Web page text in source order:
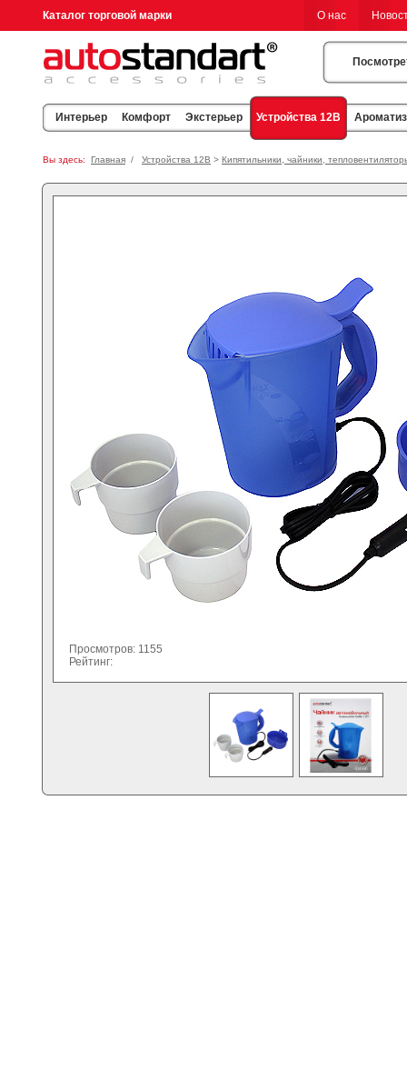
Каталог торговой марки О нас
Интерьер Комфорт Экстерьер Устройства 12В
Вы здесь: Главная / Устройства 12В > Кипятильники, чайники,
Просмотров: 1155
Рейтинг: